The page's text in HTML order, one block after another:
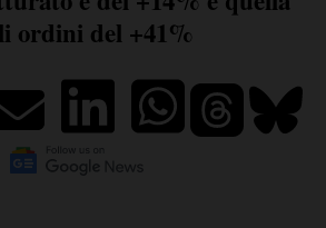
ordini del +41%